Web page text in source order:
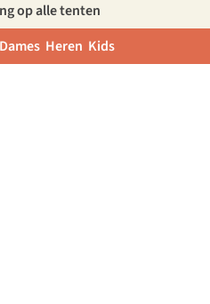
op alle tenten
Dames Heren Kids